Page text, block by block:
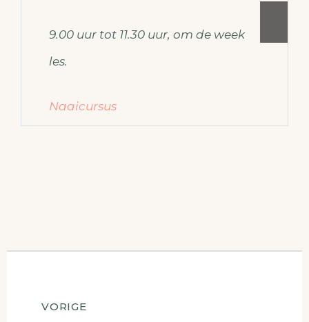
9.00 uur tot 11.30 uur, om de week
les.
Naaicursus
Berichtnavigatie
VORIGE